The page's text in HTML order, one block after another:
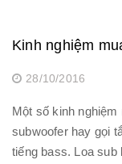
Kinh nghiệm
28/10/2016
Một số kinh
subwoofer hay gọi
tiếng bass. Loa